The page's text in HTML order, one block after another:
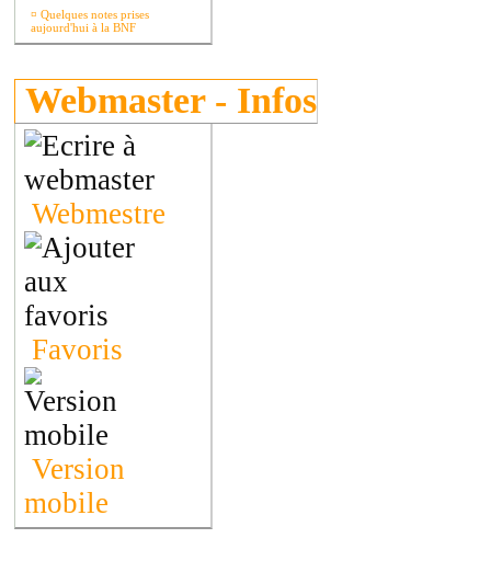
¤ Quelques notes prises
aujourd'hui à la BNF
Webmaster - Infos
Webmestre
Favoris
Version
mobile